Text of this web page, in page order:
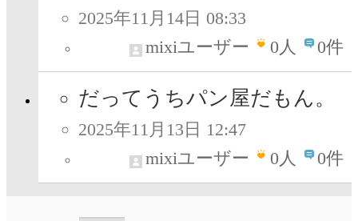
2025年11月14日 08:33
mixiユーザー
0人 0件
だってうちパン屋だもん。
2025年11月13日 12:47
mixiユーザー
0人 0件